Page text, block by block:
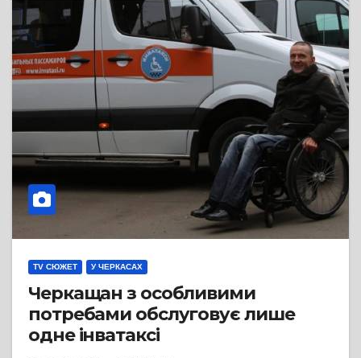
TV СЮЖЕТ У ЧЕРКАСАХ
Черкащан з особливими
потребами обслуговує лише
одне інватаксі